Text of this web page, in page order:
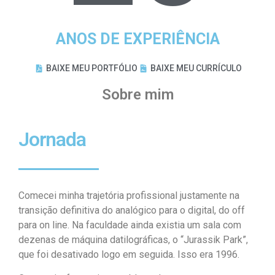
ANOS DE EXPERIÊNCIA
BAIXE MEU PORTFÓLIO BAIXE MEU CURRÍCULO
Sobre mim
Jornada
Comecei minha trajetória profissional justamente na
transição definitiva do analógico para o digital, do off
para on line. Na faculdade ainda existia um sala com
dezenas de máquina datilográficas, o “Jurassik Park”,
que foi desativado logo em seguida. Isso era 1996.